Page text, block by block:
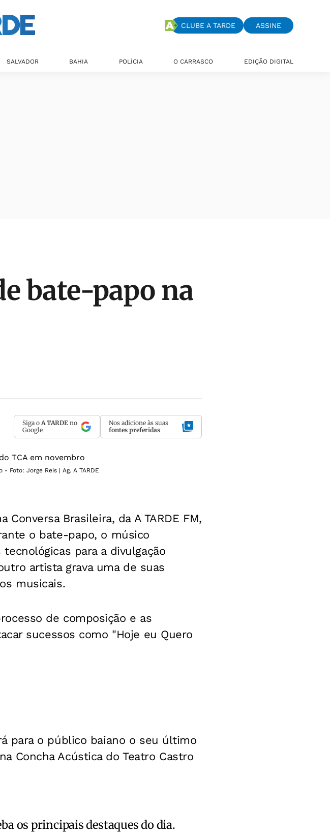
CLUBE A TARDE ASSINE
SALVADOR BAHIA POLÍCIA O CARRASCO EDIÇÃO DIGITAL
bate-papo na
Siga o A TARDE no
Google
Nos adicione às suas
fontes preferidas
Foto: Jorge Reis | Ag. A TARDE
Brasileira, da A TARDE FM,
o bate-papo, o músico
para a divulgação
artista grava uma de suas
musicais.
de composição e as
sucessos como "Hoje eu Quero
para o público baiano o seu último
Concha Acústica do Teatro Castro
os principais destaques do dia.